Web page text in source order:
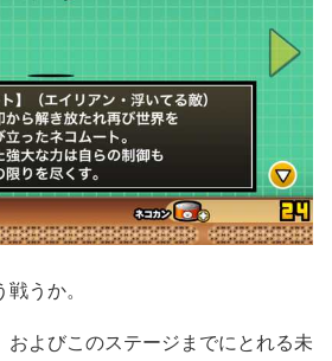
うか。
およびこのステージまでにとれる未